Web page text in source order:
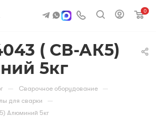
0
( СВ-АК5)
5кг
— Сварочное оборудование —
для сварки —
Алюминий 5кг